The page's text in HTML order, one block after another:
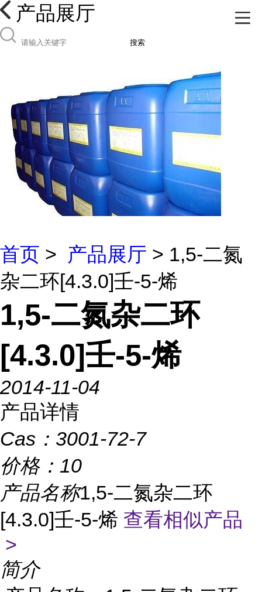
产品展厅
搜索
首页 > 产品展厅 > 1,5-二氮
杂二环[4.3.0]壬-5-烯
1,5-二氮杂二环
[4.3.0]壬-5-烯
2014-11-04
产品详情
Cas： 3001-72-7
价格： 10
产品名称1,5-二氮杂二环
[4.3.0]壬-5-烯 查看相似产品
>
简介